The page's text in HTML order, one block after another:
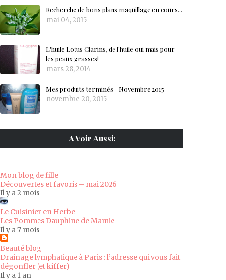
Recherche de bons plans maquillage en cours...
mai 04, 2015
L'huile Lotus Clarins, de l'huile oui mais pour
les peaux grasses!
mars 28, 2014
Mes produits terminés - Novembre 2015
novembre 20, 2015
A Voir Aussi:
Mon blog de fille
Découvertes et favoris – mai 2026
Il y a 2 mois
Le Cuisinier en Herbe
Les Pommes Dauphine de Mamie
Il y a 7 mois
Beauté blog
Drainage lymphatique à Paris : l’adresse qui vous fait
dégonfler (et kiffer)
Il y a 1 an